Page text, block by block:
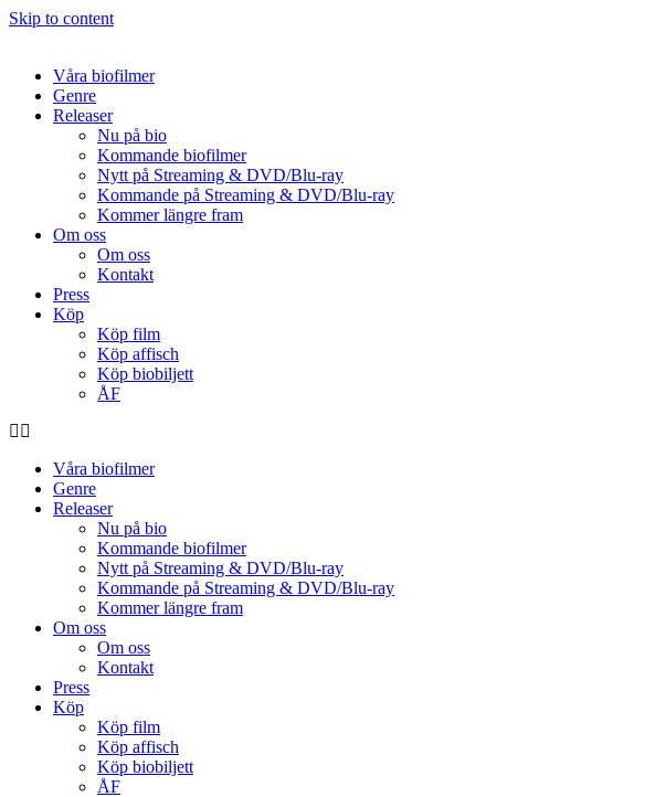
Skip to content
Våra biofilmer
Genre
Releaser
Nu på bio
Kommande biofilmer
Nytt på Streaming & DVD/Blu-ray
Kommande på Streaming & DVD/Blu-ray
Kommer längre fram
Om oss
Om oss
Kontakt
Press
Köp
Köp film
Köp affisch
Köp biobiljett
ÅF
Våra biofilmer
Genre
Releaser
Nu på bio
Kommande biofilmer
Nytt på Streaming & DVD/Blu-ray
Kommande på Streaming & DVD/Blu-ray
Kommer längre fram
Om oss
Om oss
Kontakt
Press
Köp
Köp film
Köp affisch
Köp biobiljett
ÅF